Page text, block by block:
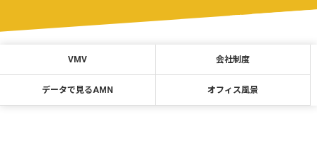
VMV 会社制度
データで見るAMN オフィス風景